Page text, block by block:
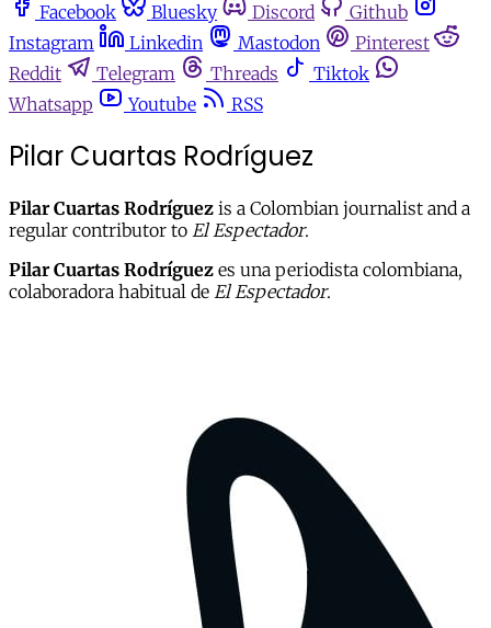
Facebook
Bluesky Discord
Github
Instagram
Linkedin Mastodon
Pinterest
Reddit
Telegram Threads
Tiktok
Whatsapp
Youtube RSS
Pilar Cuartas Rodríguez
Pilar Cuartas Rodríguez is a Colombian journalist and a
regular contributor to El Espectador.
Pilar Cuartas Rodríguez es una periodista colombiana,
colaboradora habitual de El Espectador.